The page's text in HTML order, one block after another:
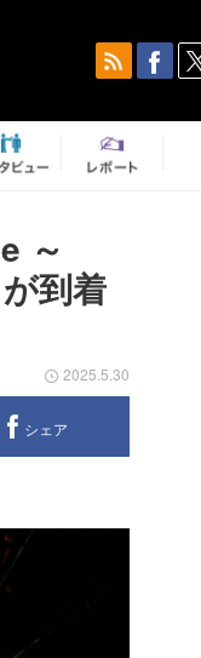
～
到着
2025.5.30
シェア